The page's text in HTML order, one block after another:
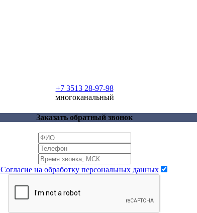
+7 3513 28-97-98
многоканальный
Заказать обратный звонок
Согласие на обработку персональных данных